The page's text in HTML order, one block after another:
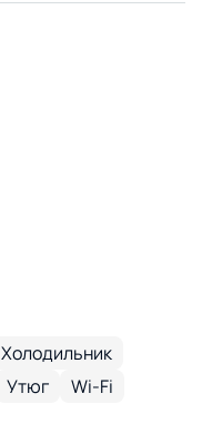
Холодильник
Утюг Wi-Fi